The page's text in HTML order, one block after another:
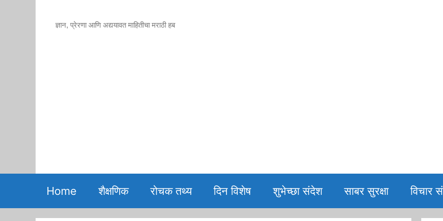
ज्ञान, प्रेरणा आणि अद्ययावत माहितीचा मराठी हब
Home शैक्षणिक रोचक तथ्य दिन विशेष शुभेच्छा संदेश साबर सुरक्षा विचार